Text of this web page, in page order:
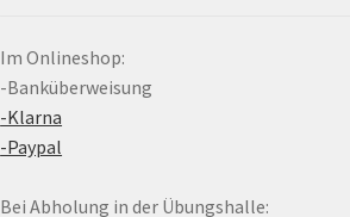
Im Onlineshop:
-Banküberweisung
-Klarna
-Paypal
Bei Abholung in der Übungshalle: